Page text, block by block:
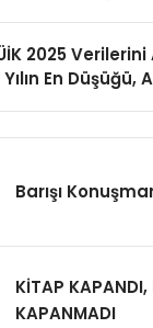
2025
Yılın En
Barışı
KİTAP
KAPANMADI